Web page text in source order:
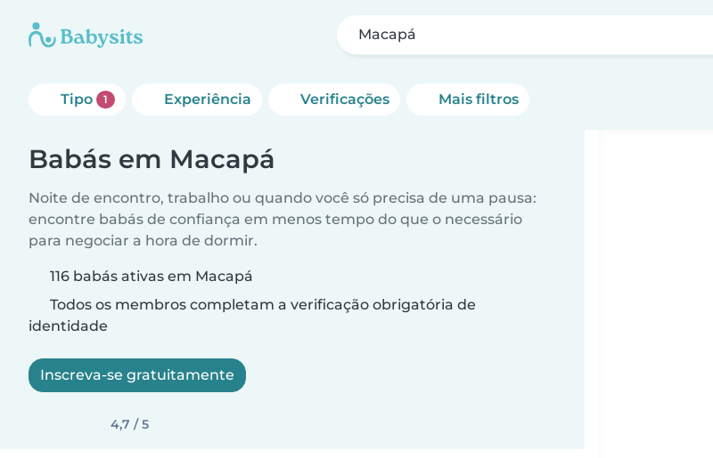
Macapá
Tipo 1 Experiência Verificações Mais filtros
Babás em Macapá
Noite de encontro, trabalho ou quando você só precisa de uma pausa:
encontre babás de confiança em menos tempo do que o necessário
para negociar a hora de dormir.
116 babás ativas em Macapá
Todos os membros completam a verificação obrigatória de
identidade
Inscreva-se gratuitamente
4,7 / 5